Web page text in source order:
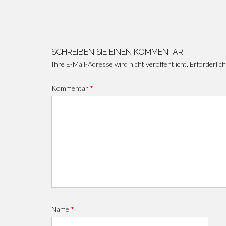
SCHREIBEN SIE EINEN KOMMENTAR
Ihre E-Mail-Adresse wird nicht veröffentlicht.
Kommentar *
Name *